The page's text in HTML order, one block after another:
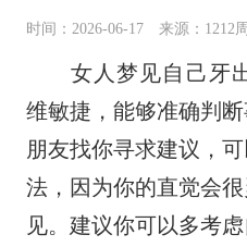
时间：2026-06-17 来源：1212
女人梦见自己牙
维敏捷，能够准确判
朋友找你寻求建议，
法，因为你的直觉会
见。建议你可以多考